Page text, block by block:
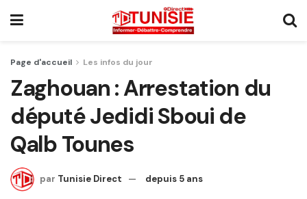
Page d'accueil Les infos du jour
Zaghouan : Arrestation du
député Jedidi Sboui de
Qalb Tounes
par Tunisie Direct depuis 5 ans